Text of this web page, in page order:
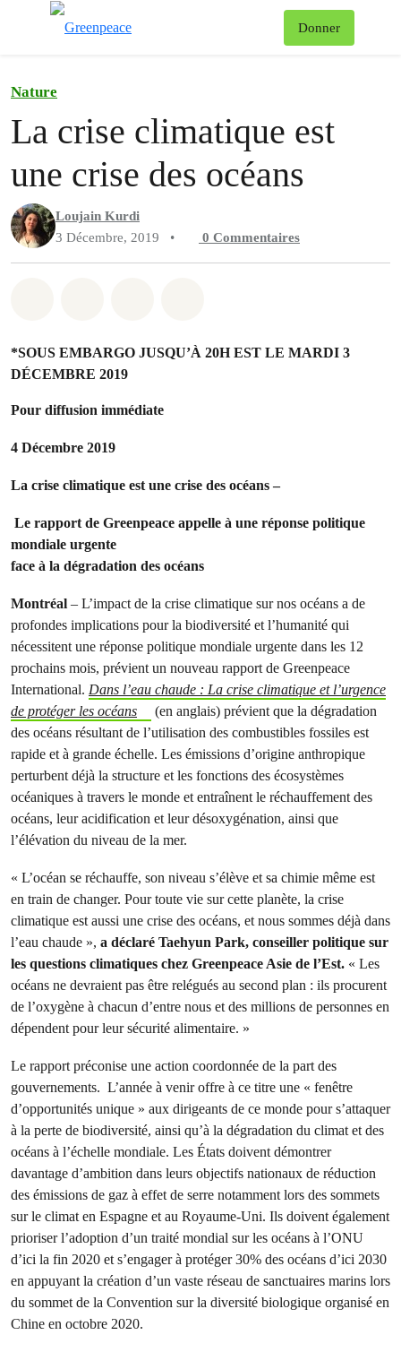
Donner
Nature
La crise climatique est
une crise des océans
Loujain Kurdi
3 Décembre, 2019
• 0 Commentaires
*SOUS EMBARGO JUSQU’À 20H EST LE MARDI 3
DÉCEMBRE 2019
Pour diffusion immédiate
4 Décembre 2019
La crise climatique est une crise des océans –
Le rapport de Greenpeace appelle à une réponse politique
mondiale urgente
face à la dégradation des océans
Montréal – L’impact de la crise climatique sur nos océans a de
profondes implications pour la biodiversité et l’humanité qui
nécessitent une réponse politique mondiale urgente dans les 12
prochains mois, prévient un nouveau rapport de Greenpeace
International. Dans l’eau chaude : La crise climatique et l’urgence
de protéger les océans
(en anglais) prévient que la dégradation
des océans résultant de l’utilisation des combustibles fossiles est
rapide et à grande échelle. Les émissions d’origine anthropique
perturbent déjà la structure et les fonctions des écosystèmes
océaniques à travers le monde et entraînent le réchauffement des
océans, leur acidification et leur désoxygénation, ainsi que
l’élévation du niveau de la mer.
« L’océan se réchauffe, son niveau s’élève et sa chimie même est
en train de changer. Pour toute vie sur cette planète, la crise
climatique est aussi une crise des océans, et nous sommes déjà dans
l’eau chaude », a déclaré Taehyun Park, conseiller politique sur
les questions climatiques chez Greenpeace Asie de l’Est. « Les
océans ne devraient pas être relégués au second plan : ils procurent
de l’oxygène à chacun d’entre nous et des millions de personnes en
dépendent pour leur sécurité alimentaire. »
Le rapport préconise une action coordonnée de la part des
gouvernements. L’année à venir offre à ce titre une « fenêtre
d’opportunités unique » aux dirigeants de ce monde pour s’attaquer
à la perte de biodiversité, ainsi qu’à la dégradation du climat et des
océans à l’échelle mondiale. Les États doivent démontrer
davantage d’ambition dans leurs objectifs nationaux de réduction
des émissions de gaz à effet de serre notamment lors des sommets
sur le climat en Espagne et au Royaume-Uni. Ils doivent également
prioriser l’adoption d’un traité mondial sur les océans à l’ONU
d’ici la fin 2020 et s’engager à protéger 30% des océans d’ici 2030
en appuyant la création d’un vaste réseau de sanctuaires marins lors
du sommet de la Convention sur la diversité biologique organisé en
Chine en octobre 2020.